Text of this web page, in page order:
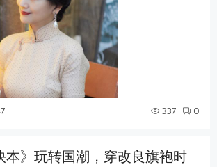
337 0
本》玩转国潮，穿改良旗袍时